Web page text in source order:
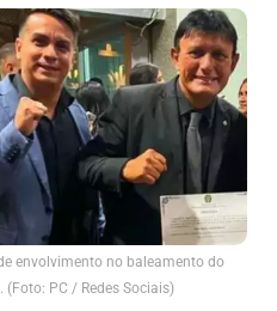
envolvimento no baleamento do
(Foto: PC / Redes Sociais)